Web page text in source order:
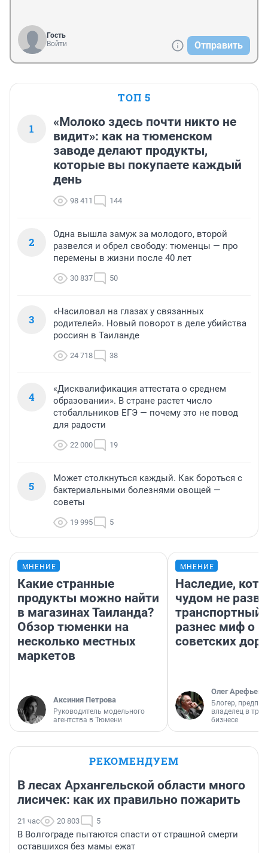
Гость
Войти
Отправить
ТОП 5
1
«Молоко здесь почти никто не
видит»: как на тюменском
заводе делают продукты,
которые вы покупаете каждый
день
98 411 144
2
Одна вышла замуж за молодого, второй
развелся и обрел свободу: тюменцы — про
перемены в жизни после 40 лет
30 837 50
3
«Насиловал на глазах у связанных
родителей». Новый поворот в деле убийства
россиян в Таиланде
24 718 38
4
«Дисквалификация аттестата о среднем
образовании». В стране растет число
стобалльников ЕГЭ — почему это не повод
для радости
22 000 19
5
Может столкнуться каждый. Как бороться с
бактериальными болезнями овощей —
советы
19 995 5
МНЕНИЕ
Какие странные
продукты можно найти
в магазинах Таиланда?
Обзор тюменки на
несколько местных
маркетов
Аксиния Петрова
Руководитель модельного
агентства в Тюмени
МНЕНИЕ
Наследие,
чудом не
транспортный
разнес миф о
советских
Олег Арефьев
Блогер,
владелец в
бизнесе
РЕКОМЕНДУЕМ
В лесах Архангельской области много
лисичек: как их правильно пожарить
21 час 20 803 5
В Волгограде пытаются спасти от страшной смерти
оставшихся без мамы ежат